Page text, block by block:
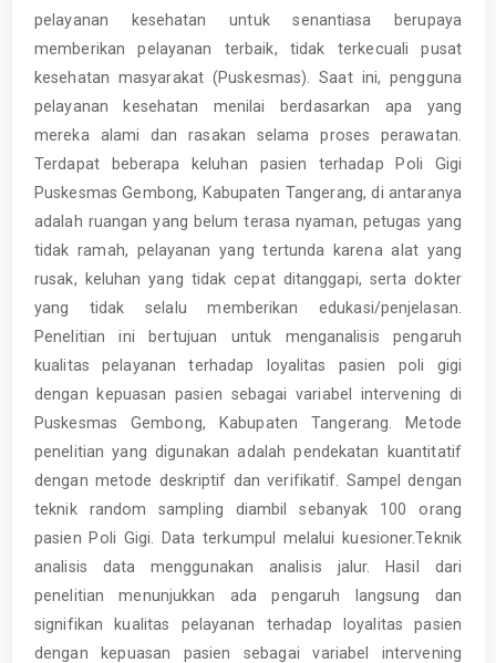
pelayanan kesehatan untuk senantiasa berupaya
memberikan pelayanan terbaik, tidak terkecuali pusat
kesehatan masyarakat (Puskesmas). Saat ini, pengguna
pelayanan kesehatan menilai berdasarkan apa yang
mereka alami dan rasakan selama proses perawatan.
Terdapat beberapa keluhan pasien terhadap Poli Gigi
Puskesmas Gembong, Kabupaten Tangerang, di antaranya
adalah ruangan yang belum terasa nyaman, petugas yang
tidak ramah, pelayanan yang tertunda karena alat yang
rusak, keluhan yang tidak cepat ditanggapi, serta dokter
yang tidak selalu memberikan edukasi/penjelasan.
Penelitian ini bertujuan untuk menganalisis pengaruh
kualitas pelayanan terhadap loyalitas pasien poli gigi
dengan kepuasan pasien sebagai variabel intervening di
Puskesmas Gembong, Kabupaten Tangerang. Metode
penelitian yang digunakan adalah pendekatan kuantitatif
dengan metode deskriptif dan verifikatif. Sampel dengan
teknik random sampling diambil sebanyak 100 orang
pasien Poli Gigi. Data terkumpul melalui kuesioner.Teknik
analisis data menggunakan analisis jalur. Hasil dari
penelitian menunjukkan ada pengaruh langsung dan
signifikan kualitas pelayanan terhadap loyalitas pasien
dengan kepuasan pasien sebagai variabel intervening